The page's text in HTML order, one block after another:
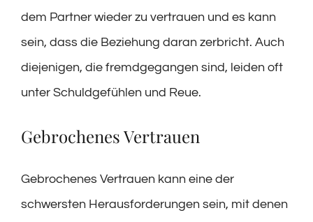
dem Partner wieder zu vertrauen und es kann
sein, dass die Beziehung daran zerbricht. Auch
diejenigen, die fremdgegangen sind, leiden oft
unter Schuldgefühlen und Reue.
Gebrochenes Vertrauen
Gebrochenes Vertrauen kann eine der
schwersten Herausforderungen sein, mit denen